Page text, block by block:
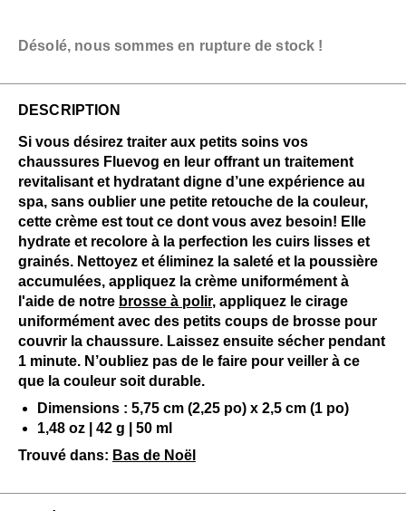
Désolé, nous sommes en rupture de stock !
DESCRIPTION
Si vous désirez traiter aux petits soins vos
chaussures Fluevog en leur offrant un traitement
revitalisant et hydratant digne d’une expérience au
spa, sans oublier une petite retouche de la couleur,
cette crème est tout ce dont vous avez besoin! Elle
hydrate et recolore à la perfection les cuirs lisses et
grainés. Nettoyez et éliminez la saleté et la poussière
accumulées, appliquez la crème uniformément à
l'aide de notre brosse à polir, appliquez le cirage
uniformément avec des petits coups de brosse pour
couvrir la chaussure. Laissez ensuite sécher pendant
1 minute. N’oubliez pas de le faire pour veiller à ce
que la couleur soit durable.
Dimensions : 5,75 cm (2,25 po) x 2,5 cm (1 po)
1,48 oz | 42 g | 50 ml
Trouvé dans: Bas de Noël